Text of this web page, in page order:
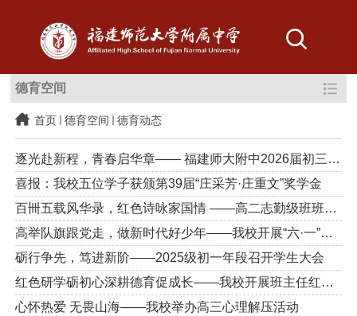
德育空间
首页 德育空间 德育动态
逐光赴新程，青春启华章—— 福建师大附中2026届初三毕业典礼圆满...
喜报：我校五位学子获颁第39届“庄采芳·庄重文”奖学金
百卌五载风华录，红色诗咏家国情 ——高二志勤级班班有诗颂
高举队旗跟党走，做新时代好少年——我校开展“六·一”主题系列活...
砺行争先，笃进新阶——2025级初一年段召开学生大会
红色研学砺初心深耕德育促成长——我校开展班主任红色研学课程设计...
心怀热爱 无畏山海——我校举办高三心理解压活动